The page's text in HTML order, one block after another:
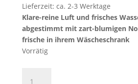
Lieferzeit: ca. 2-3 Werktage
Klare-reine Luft und frisches
abgestimmt mit zart-blumigen
frische in ihrem Wäscheschrank
Vorrätig